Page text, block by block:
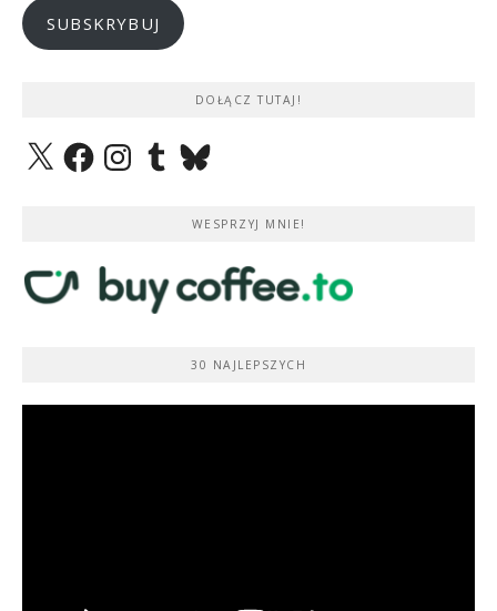
SUBSKRYBUJ
DOŁĄCZ TUTAJ!
X FacebookInstagramTumblrBluesky
WESPRZYJ MNIE!
30 NAJLEPSZYCH